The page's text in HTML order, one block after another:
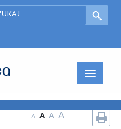
Nawigacja
A A A A